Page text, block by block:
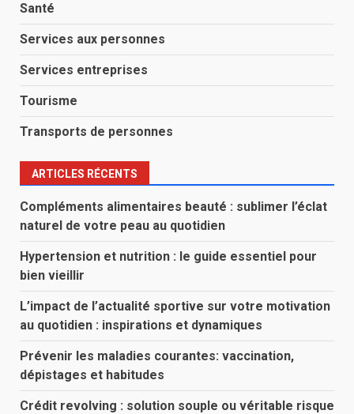
Santé
Services aux personnes
Services entreprises
Tourisme
Transports de personnes
ARTICLES RÉCENTS
Compléments alimentaires beauté : sublimer l’éclat
naturel de votre peau au quotidien
Hypertension et nutrition : le guide essentiel pour
bien vieillir
L’impact de l’actualité sportive sur votre motivation
au quotidien : inspirations et dynamiques
Prévenir les maladies courantes: vaccination,
dépistages et habitudes
Crédit revolving : solution souple ou véritable risque